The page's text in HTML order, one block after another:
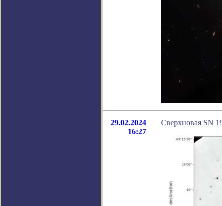
29.02.2024
16:27
Сверхновая SN